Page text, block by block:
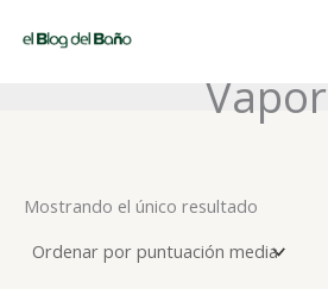
Vapor
Mostrando el único resultado